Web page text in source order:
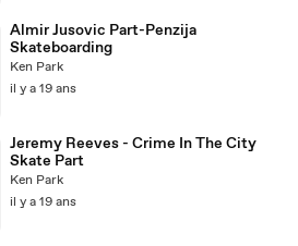
Almir Jusovic Part-Penzija
Skateboarding
Ken Park
il y a 19 ans
Jeremy Reeves - Crime In The City
Skate Part
Ken Park
il y a 19 ans